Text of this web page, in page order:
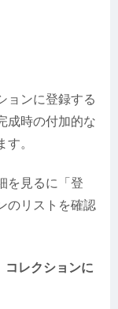
ョンに登録する
成時の付加的な
。
を見るに「登
のリストを確認
コレクションに